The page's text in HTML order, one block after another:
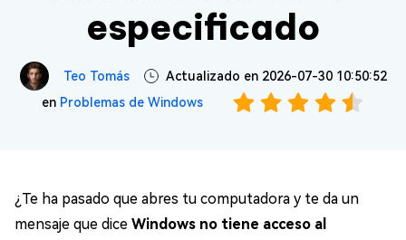
especificado
Teo Tomás
Actualizado en 2026-07-30 10:50:52
en Problemas de Windows
¿Te ha pasado que abres tu computadora y te da un
mensaje que dice Windows no tiene acceso al